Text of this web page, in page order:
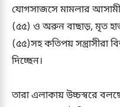
যোগসাজসে মামলার
(৫৫) ও অরুন বাছাড়, মৃত
(৫৫)সহ কতিপয় সন্ত্রাসীরা
দিচ্ছেন।
তারা এলাকায় উচ্চস্বরে